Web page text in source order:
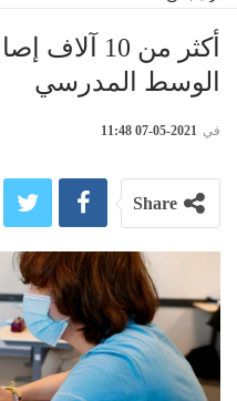
أكثر من
الوسط المدرسي
في 2021-05-07 11:48
Share